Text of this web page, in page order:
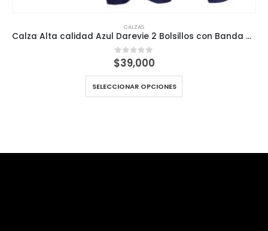
CALZAS
Calza Alta calidad Azul Darevie 2 Bolsillos con Banda Adherente de 6 cm y Costuras Planas Dvp066
0 out of 5
$39,000
SELECCIONAR OPCIONES